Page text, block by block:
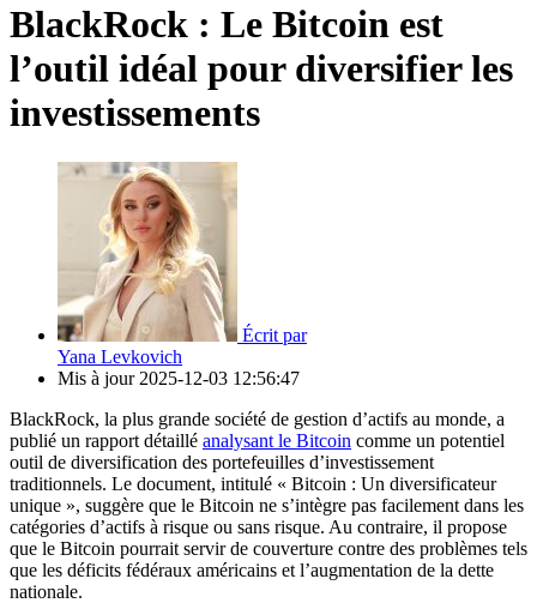
BlackRock : Le Bitcoin est
l’outil idéal pour diversifier les
investissements
Écrit par
Yana Levkovich
Mis à jour 2025-12-03 12:56:47
BlackRock, la plus grande société de gestion d’actifs au monde, a
publié un rapport détaillé analysant le Bitcoin comme un potentiel
outil de diversification des portefeuilles d’investissement
traditionnels. Le document, intitulé « Bitcoin : Un diversificateur
unique », suggère que le Bitcoin ne s’intègre pas facilement dans les
catégories d’actifs à risque ou sans risque. Au contraire, il propose
que le Bitcoin pourrait servir de couverture contre des problèmes tels
que les déficits fédéraux américains et l’augmentation de la dette
nationale.